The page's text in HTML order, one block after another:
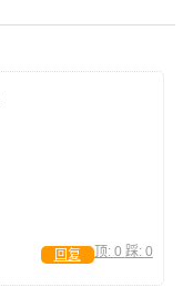
顶: 0 踩: 0
回复